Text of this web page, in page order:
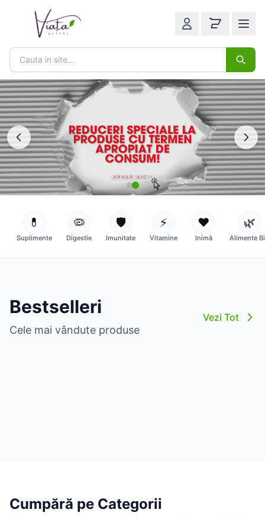
💊
Suplimente
🦠
Digestie
🛡️
Imunitate
⚡
Vitamine
❤️
Inimă
🌿
Alimente
Bestselleri
Cele mai vândute produse
Vezi Tot
Cumpără pe Categorii